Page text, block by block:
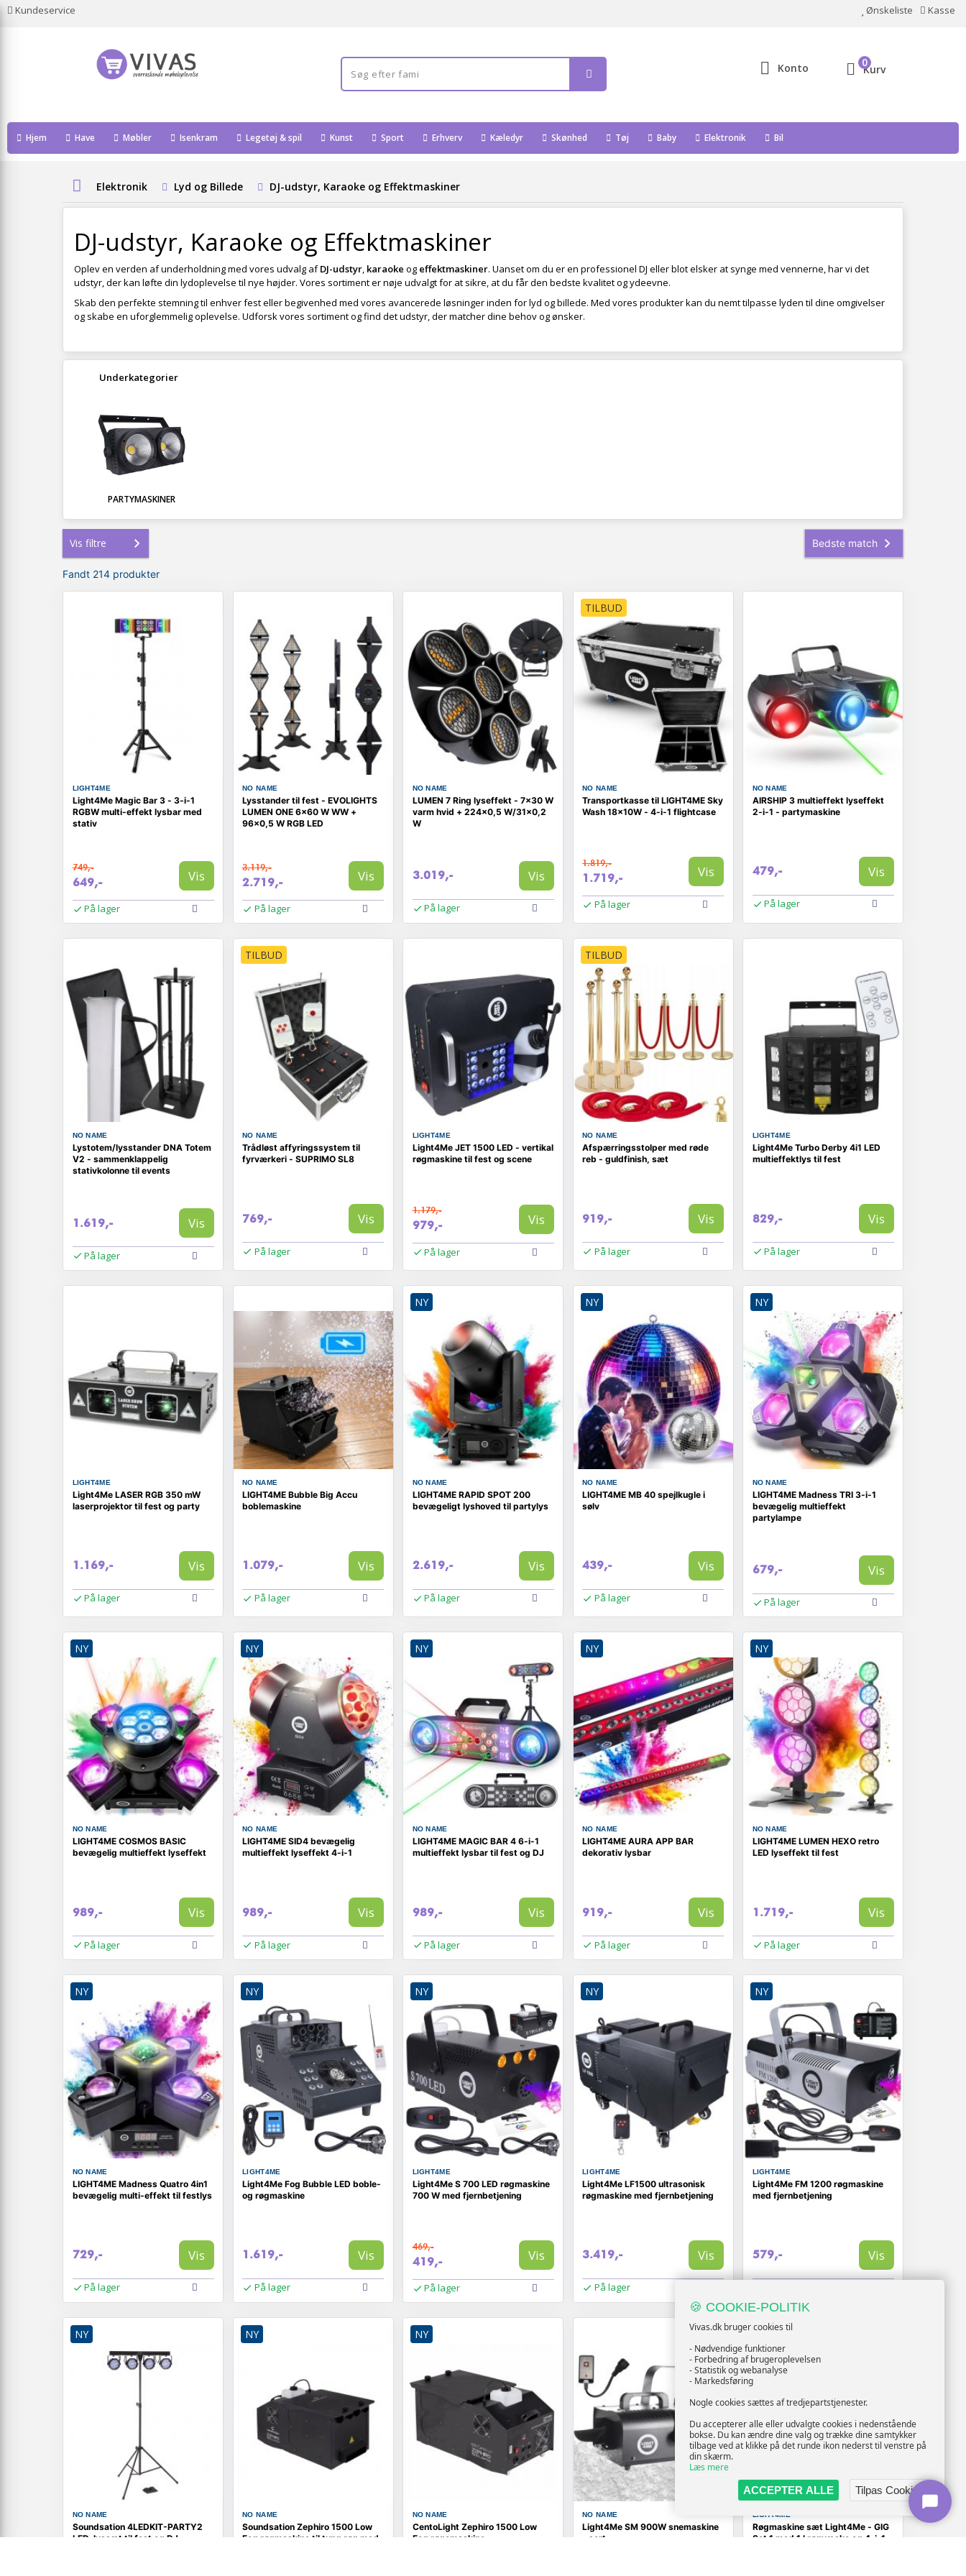
Kundeservice Ønskeliste Kasse
Konto Kurv
0
Hjem Have Møbler Isenkram Legetøj & spil Kunst Sport Erhverv Kæledyr Skønhed Tøj Baby Elektronik Bil
Elektronik Lyd og Billede DJ-udstyr, Karaoke og Effektmaskiner
DJ-udstyr, Karaoke og Effektmaskiner
Oplev en verden af underholdning med vores udvalg afDJ-udstyr, karaoke og effektmaskiner. Uanset om du er en professionel DJ eller blot elsker at synge med vennerne, har vi det
udstyr, der kan løfte din lydoplevelse til nye højder. Vores sortiment er nøje udvalgt for at sikre, at du får den bedste kvalitet og ydeevne.
Skab den perfekte stemning til enhver fest eller begivenhed med vores avancerede løsninger inden for lyd og billede. Med vores produkter kan du nemt tilpasse lyden til dine omgivelser
og skabe en uforglemmelig oplevelse. Udforsk vores sortiment og find det udstyr, der matcher dine behov og ønsker.
Underkategorier
PARTYMASKINER
Vis filtre
Fandt 214 produkter
LIGHT4ME
Light4Me Magic Bar 3 - 3-i-1
RGBW multi-effekt lysbar med
stativ
749,-
649,- Vis
På lager
NO NAME
Lysstander til fest - EVOLIGHTS
LUMEN ONE 6×60 W WW +
96×0,5 W RGB LED
3.119,-
2.719,- Vis
På lager
NO NAME
LUMEN 7 Ring lyseffekt - 7×30 W
varm hvid + 224×0,5 W/31×0,2
W
3.019,- Vis
På lager
TILBUD
NO NAME
Transportkasse til LIGHT4ME Sky
Wash 18x10W - 4-i-1 flightcase
1.819,-
1.719,- Vis
På lager
NO NAME
AIRSHIP 3 multieffekt lyseffekt
2-i-1 - partymaskine
479,- Vis
På lager
NO NAME
Lystotem/lysstander DNA Totem
V2 - sammenklappelig
stativkolonne til events
1.619,- Vis
På lager
TILBUD
NO NAME
Trådløst affyringssystem til
fyrværkeri - SUPRIMO SL8
769,- Vis
På lager
LIGHT4ME
Light4Me JET 1500 LED - vertikal
røgmaskine til fest og scene
1.179,-
979,- Vis
På lager
TILBUD
NO NAME
Afspærringsstolper med røde
reb - guldfinish, sæt
919,- Vis
På lager
LIGHT4ME
Light4Me Turbo Derby 4i1 LED
multieffektlys til fest
829,- Vis
På lager
LIGHT4ME
Light4Me LASER RGB 350 mW
laserprojektor til fest og party
1.169,- Vis
På lager
NO NAME
LIGHT4ME Bubble Big Accu
boblemaskine
1.079,- Vis
På lager
NY
NO NAME
LIGHT4ME RAPID SPOT 200
bevægeligt lyshoved til partylys
2.619,- Vis
På lager
NY
NO NAME
LIGHT4ME MB 40 spejlkugle i
sølv
439,- Vis
På lager
NY
NO NAME
LIGHT4ME Madness TRI 3-i-1
bevægelig multieffekt
partylampe
679,- Vis
På lager
NY
NO NAME
LIGHT4ME COSMOS BASIC
bevægelig multieffekt lyseffekt
989,- Vis
På lager
NY
NO NAME
LIGHT4ME SID4 bevægelig
multieffekt lyseffekt 4-i-1
989,- Vis
På lager
NY
NO NAME
LIGHT4ME MAGIC BAR 4 6-i-1
multieffekt lysbar til fest og DJ
989,- Vis
På lager
NY
NO NAME
LIGHT4ME AURA APP BAR
dekorativ lysbar
919,- Vis
På lager
NY
NO NAME
LIGHT4ME LUMEN HEXO retro
LED lyseffekt til fest
1.719,- Vis
På lager
NY
NO NAME
LIGHT4ME Madness Quatro 4in1
bevægelig multi-effekt til festlys
729,- Vis
På lager
NY
LIGHT4ME
Light4Me Fog Bubble LED boble-
og røgmaskine
1.619,- Vis
På lager
NY
LIGHT4ME
Light4Me S 700 LED røgmaskine
700 W med fjernbetjening
469,-
419,- Vis
På lager
NY
LIGHT4ME
Light4Me LF1500 ultrasonisk
røgmaskine med fjernbetjening
3.419,- Vis
På lager
NY
LIGHT4ME
Light4Me FM 1200 røgmaskine
med fjernbetjening
579,- Vis
NY
NO NAME
Soundsation 4LEDKIT-PARTY2
LED-lyssæt til fest og DJ
NY
NO NAME
Soundsation Zephiro 1500 Low
Fog røgmaskine til tung røg med
NY
NO NAME
CentoLight Zephiro 1500 Low
Fog røgemaskine
NO NAME
Light4Me SM 900W sne­maskine
- sort
TILBUD
LIGHT4ME
Røgmaskine sæt Light4Me - GIG
Set 1 med 1 l røgvæske og 4-i-1
🍪 COOKIE-POLITIK
Vivas.dk bruger cookies til
- Nødvendige funktioner
- Forbedring af brugeroplevelsen
- Statistik og webanalyse
- Markedsføring
Nogle cookies sættes af tredjepartstjenester.
Du accepterer alle eller udvalgte cookies i nedenstående
bokse. Du kan ændre dine valg og trække dine samtykker
tilbage ved at klikke på det runde ikon nederst til venstre på
din skærm.
Læs mere
ACCEPTER ALLE
Tilpas Cookies